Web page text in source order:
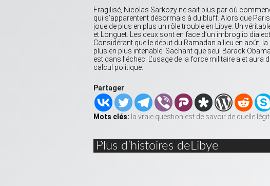
Fragilisé, Nicolas Sarkozy ne sait plus par où
qui s’apparentent désormais à du bluff. Alors que
joue de plus en plus un rôle trouble en Libye. Un
et Longuet. Les deux sont en face d’un imbroglio
Considérant que le début du Ramadan a lieu en août,
plus en plus intenable. Sachant que seul Barack
est dans l’échec. L’usage de la force militaire a et
calcul politique.
Partager
Mots clés: la vraie question est de savoir de quelle
Plus d’histoires deLibye